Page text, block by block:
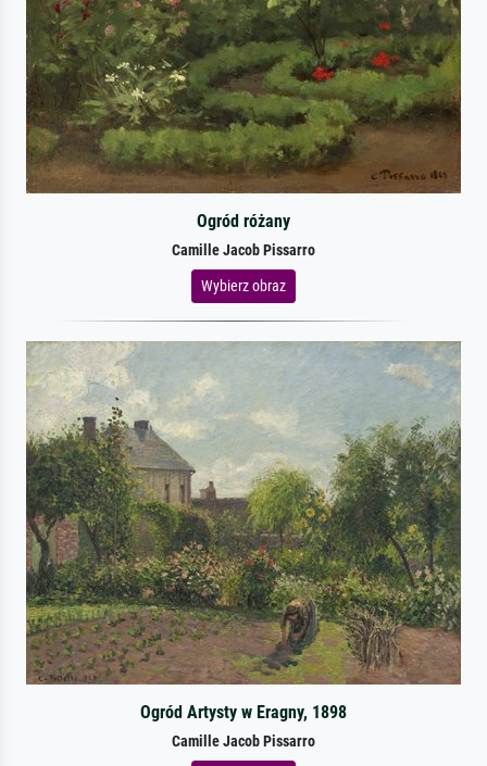
Ogród różany
Camille Jacob Pissarro
Wybierz obraz
Ogród Artysty w Eragny, 1898
Camille Jacob Pissarro